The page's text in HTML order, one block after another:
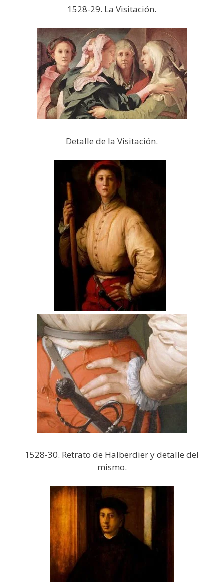
1528-29. La Visitación.
Detalle de la Visitación.
1528-30. Retrato de Halberdier y detalle del
mismo.